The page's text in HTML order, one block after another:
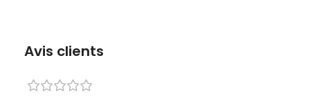
Avis clients